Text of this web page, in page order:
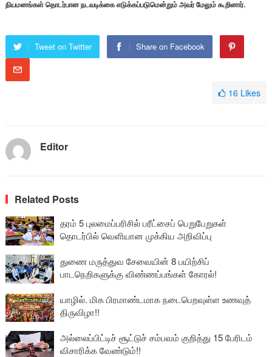
நியமனங்கள் தொடர்பான நடவடிக்கை எடுக்கப்படுமென்றும் அவர் மேலும் கூறினார்.
Tweet on Twitter Share on Facebook
16 Likes
Editor
Related Posts
தரம் 5 புலமைப்பரிசில் பரீட்சைப் பெறுபேறுகள்
தொடர்பில் வெளியான முக்கிய அறிவிப்பு
துணை மருத்துவ சேவையின் 8 பயிற்சிப்
பாடநெறிகளுக்கு விண்ணப்பங்கள் கோரல்!
யாழில். மிக பிரமாண்டமாக நடைபெறவுள்ள உணவுத்
திருவிழா!!
அல்லைப்பிட்டிச் சூட்டுச் சம்பவம் குறித்து 15 பேரிடம்
விசாரிக்க வேண்டும்!!